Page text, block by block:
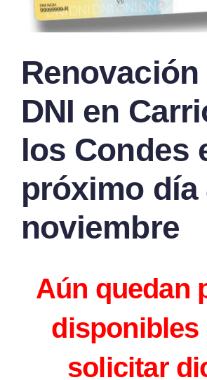
Renovación
DNI en
los Condes
próximo día
noviembre
Aún quedan
disponibles
solicitar